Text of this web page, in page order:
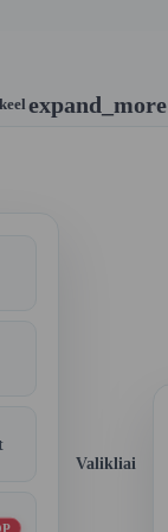
expand_more
Valikliai